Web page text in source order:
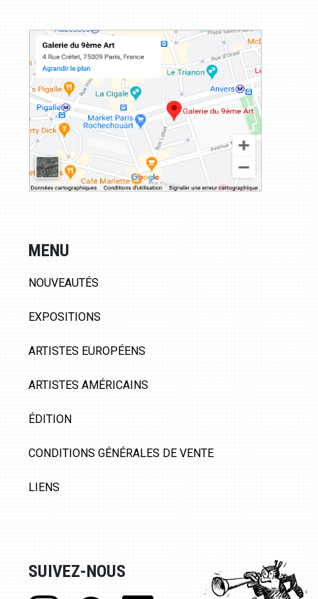
MENU
NOUVEAUTÉS
EXPOSITIONS
ARTISTES EUROPÉENS
ARTISTES AMÉRICAINS
ÉDITION
CONDITIONS GÉNÉRALES DE VENTE
LIENS
SUIVEZ-NOUS